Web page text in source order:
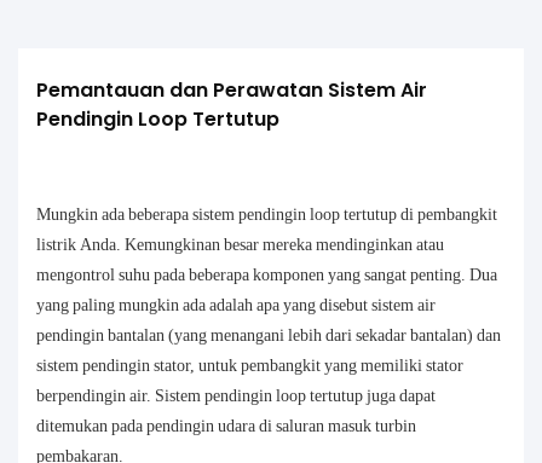
Pemantauan dan Perawatan Sistem Air
Pendingin Loop Tertutup
Mungkin ada beberapa sistem pendingin loop tertutup di pembangkit
listrik Anda. Kemungkinan besar mereka mendinginkan atau
mengontrol suhu pada beberapa komponen yang sangat penting. Dua
yang paling mungkin ada adalah apa yang disebut sistem air
pendingin bantalan (yang menangani lebih dari sekadar bantalan) dan
sistem pendingin stator, untuk pembangkit yang memiliki stator
berpendingin air. Sistem pendingin loop tertutup juga dapat
ditemukan pada pendingin udara di saluran masuk turbin
pembakaran.